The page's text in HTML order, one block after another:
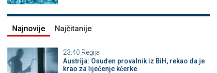
Najnovije Najčitanije
23:40 Regija
Austrija: Osuđen provalnik iz BiH, rekao da je
krao za liječenje kćerke